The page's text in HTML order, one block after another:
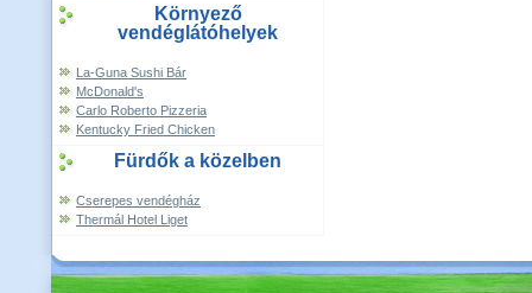
Környező
vendéglátóhelyek
La-Guna Sushi Bár
McDonald's
Carlo Roberto Pizzeria
Kentucky Fried Chicken
Fürdők a közelben
Cserepes vendégház
Thermál Hotel Liget